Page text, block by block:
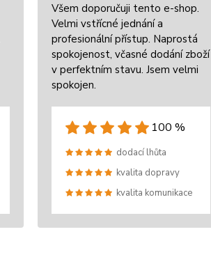
Všem doporučuji tento e-shop.
Velmi vstřícné jednání a
profesionální přístup. Naprostá
spokojenost, včasné dodání zboží
v perfektním stavu. Jsem velmi
spokojen.
100 %
dodací lhůta
kvalita dopravy
kvalita komunikace